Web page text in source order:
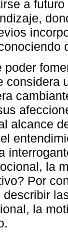
a
poder
considera
alcance
la
Por
la